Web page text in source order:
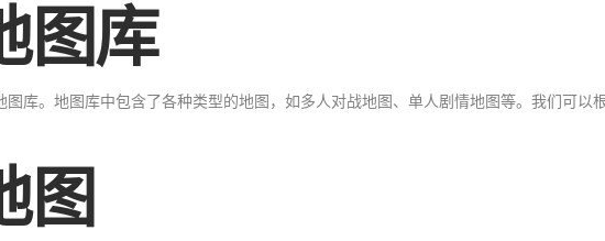
图库
库。地图库中包含了各种类型的地图，如多人对战地图、单人剧情地图等。我们可以
图